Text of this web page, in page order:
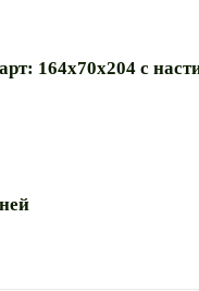
164х70х204 с